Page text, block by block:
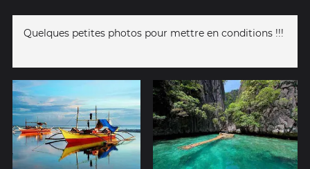
Quelques petites photos pour mettre en conditions !!!